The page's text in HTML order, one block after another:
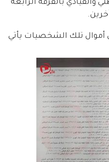
والقيادي بالفرقة الرابعة
أموال تلك الشخصيات يأتي